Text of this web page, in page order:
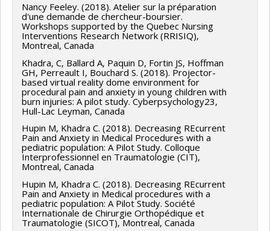
Nancy Feeley. (2018). Atelier sur la préparation
d'une demande de chercheur-boursier.
Workshops supported by the Quebec Nursing
Interventions Research Network (RRISIQ),
Montreal, Canada
Khadra, C, Ballard A, Paquin D, Fortin JS, Hoffman
GH, Perreault I, Bouchard S. (2018). Projector-
based virtual reality dome environment for
procedural pain and anxiety in young children with
burn injuries: A pilot study. Cyberpsychology23,
Hull-Lac Leyman, Canada
Hupin M, Khadra C. (2018). Decreasing REcurrent
Pain and Anxiety in Medical Procedures with a
pediatric population: A Pilot Study. Colloque
Interprofessionnel en Traumatologie (CIT),
Montreal, Canada
Hupin M, Khadra C. (2018). Decreasing REcurrent
Pain and Anxiety in Medical procedures with a
pediatric population: A Pilot Study. Société
Internationale de Chirurgie Orthopédique et
Traumatologie (SICOT), Montreal, Canada